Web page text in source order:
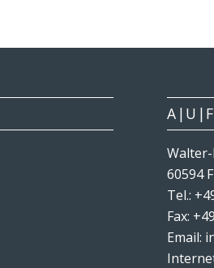
A|U|F
60594
Tel.:
Fax:
Email: